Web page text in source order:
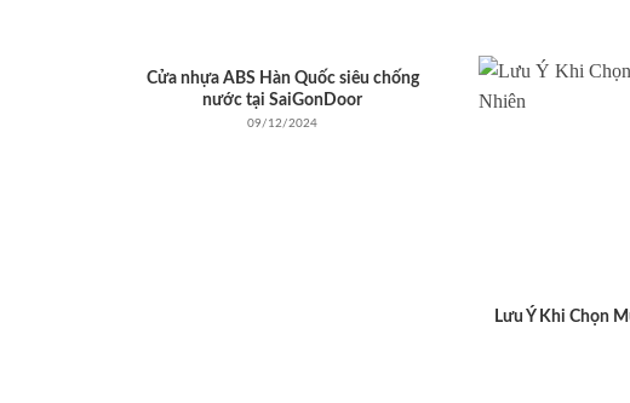
Cửa nhựa ABS Hàn Quốc siêu chống
nước tại SaiGonDoor
09/12/2024
Lưu Ý Khi Chọn